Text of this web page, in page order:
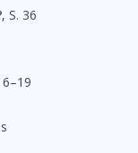
, S. 36